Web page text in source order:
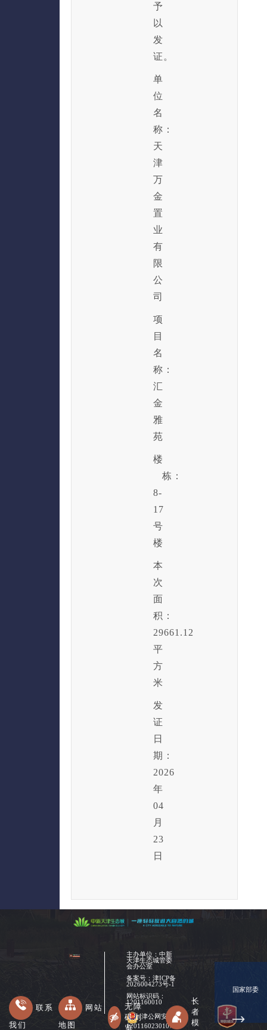
予
以
发
证。
单
位
名
称：
天
津
万
金
置
业
有
限
公
司
项
目
名
称：
汇
金
雅
苑
楼
栋：
8-
17
号
楼
本
次
面
积：
29661.12
平
方
米
发
证
日
期：
2026
年
04
月
23
日
主办单位：中新
天津生态城管委
会办公室
备案号： 津ICP备
2026004273号-1
网站标识码：
1201160010
津公网安备
12011602301078
联系
我们
网站
地图
无障
碍浏
览
长
者
模
国家部委